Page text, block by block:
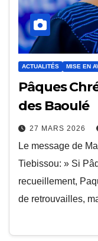
ACTUALITÉS MISE EN
Pâques
des Baoulé
27 MARS 2026
Le message de
Tiebissou: » Si
recueillement,
de retrouvailles,